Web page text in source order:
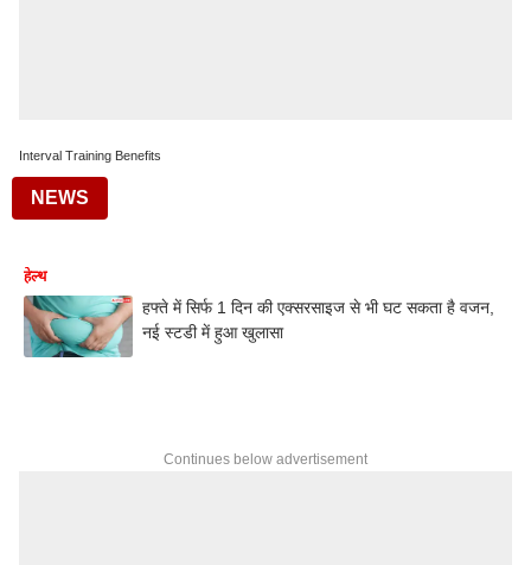
Interval Training Benefits
NEWS
हेल्थ
हफ्ते में सिर्फ 1 दिन की एक्सरसाइज से भी घट सकता है वजन,
नई स्टडी में हुआ खुलासा
Continues below advertisement